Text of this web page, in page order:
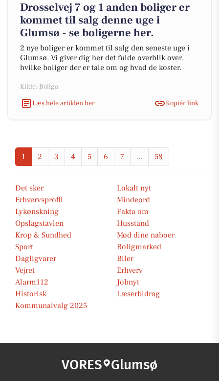
Drosselvej 7 og 1 anden boliger er
kommet til salg denne uge i
Glumsø - se boligerne her.
2 nye boliger er kommet til salg den seneste uge i
Glumsø. Vi giver dig her det fulde overblik over,
hvilke boliger der er tale om og hvad de koster.
Kilde: Boliga
Læs hele artiklen her
Kopiér link
1 2 3 4 5 6 7 ... 58
Det sker
Lokalt nyt
Erhvervsprofil
Mindeord
Lykønskning
Fakta om
Opslagstavlen
Husstand
Krop & Sundhed
Mød dine naboer
Sport
Boligmarked
Dagligvarer
Biler
Vejret
Erhverv
Alarm112
Jobnyt
Historisk
Læserbidrag
Kommunalvalg 2025
VORES Glumsø